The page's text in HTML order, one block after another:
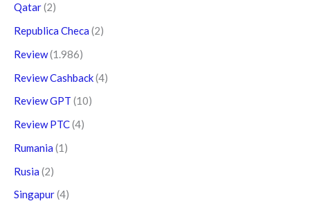
Qatar(2)
Republica Checa (2)
Review(1.986)
Review Cashback(4)
Review GPT (10)
Review PTC(4)
Rumania (1)
Rusia (2)
Singapur(4)